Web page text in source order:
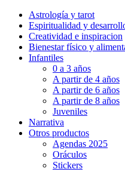
Astrología y tarot
Espiritualidad y
Creatividad e inspiracion
Bienestar físico y
Infantiles
0 a 3 años
A partir de 4 años
A partir de 6 años
A partir de 8 años
Juveniles
Narrativa
Otros productos
Agendas 2025
Oráculos
Stickers